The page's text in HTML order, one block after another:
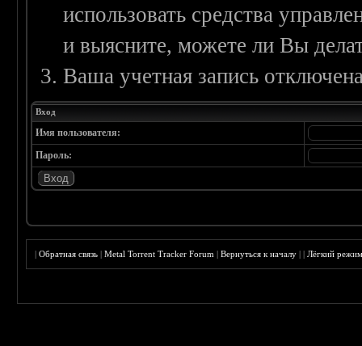
использовать средства
и выясните, можете ли Вы
Ваша учетная запись
Вход
Имя пользователя:
Пароль:
|Обратная связь |Metal Torrent Tracker Forum |Вернуться к началу ||Лёгкий